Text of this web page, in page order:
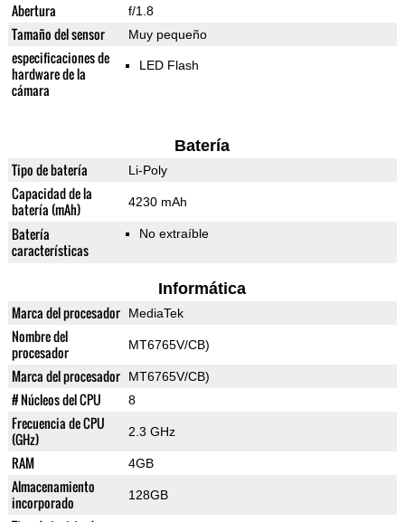
Abertura f/1.8
Tamaño del sensor Muy pequeño
especificaciones de
hardware de la
cámara
LED Flash
Batería
Tipo de batería Li-Poly
Capacidad de la
batería (mAh)
4230 mAh
Batería
características
No extraíble
Informática
Marca del procesador MediaTek
Nombre del
procesador
MT6765V/CB)
Marca del procesador MT6765V/CB)
# Núcleos del CPU 8
Frecuencia de CPU
(GHz)
2.3 GHz
RAM 4GB
Almacenamiento
incorporado
128GB